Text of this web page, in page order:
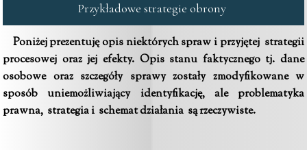
Przykładowe strategie obrony
Poniżej prezentuję opis niektórych spraw i przyjętej strategii
procesowej oraz jej efekty. Opis stanu faktycznego tj. dane
osobowe oraz szczegóły sprawy zostały zmodyfikowane w
sposób uniemożliwiający identyfikację, ale problematyka
prawna, strategia i schemat działania są rzeczywiste.